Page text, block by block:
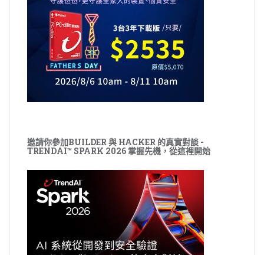
邀請你參加BUILDER 與 HACKER 的真實對談 -
TRENDAI™ SPARK 2026 掌握先機，從這裡開始